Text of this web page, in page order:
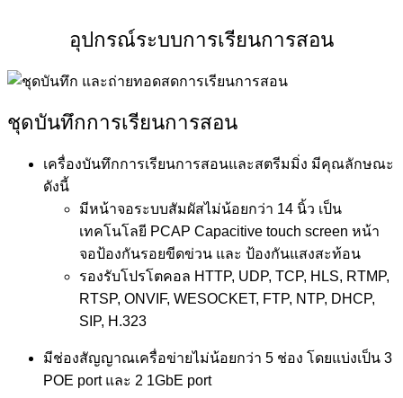
อุปกรณ์ระบบการเรียนการสอน
ชุดบันทึกการเรียนการสอน
เครื่องบันทึกการเรียนการสอนและสตรีมมิ่ง มีคุณลักษณะ
ดังนี้
มีหน้าจอระบบสัมผัสไม่น้อยกว่า 14 นิ้ว เป็น
เทคโนโลยี PCAP Capacitive touch screen หน้า
จอป้องกันรอยขีดข่วน และ ป้องกันแสงสะท้อน
รองรับโปรโตคอล HTTP, UDP, TCP, HLS, RTMP,
RTSP, ONVIF, WESOCKET, FTP, NTP, DHCP,
SIP, H.323
มีช่องสัญญาณเครื่อข่ายไม่น้อยกว่า 5 ช่อง โดยแบ่งเป็น 3
POE port และ 2 1GbE port